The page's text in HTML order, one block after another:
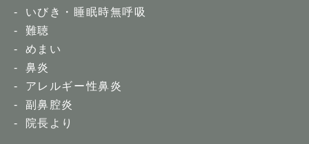
いびき・睡眠時無呼吸
難聴
めまい
鼻炎
アレルギー性鼻炎
副鼻腔炎
院長より